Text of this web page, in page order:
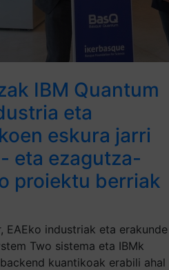
IBM Quantum
eta
eskura jarri
eta ezagutza-
proiektu berriak
industriak eta erakunde
Two sistema eta IBMk
kuantikoak erabili ahal